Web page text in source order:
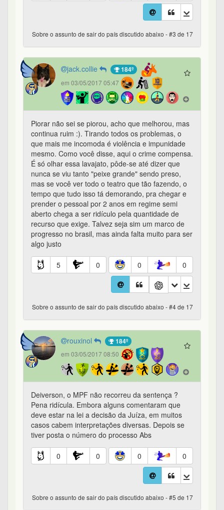
Sobre o assunto de sair do país discutido abaixo - #3 de 17
jack.collie 184º
em 03/05/2017 05:47
Piorar não sei se piorou, acho que melhorou, mas
continua ruim :). Tirando todos os problemas, o
que mais me incomoda é violência e impunidade
mesmo. Como você disse, aqui o crime compensa.
É só olhar essa lavajato, pôde-se até dizer que
nunca se viu tanto "peixe grande" sendo preso,
mas se você ver todo o teatro que tão fazendo, o
tempo que tudo isso tá demorando, pra chegar e
prender o pessoal por 2 anos em regime semi
aberto chega a ser ridículo pela quantidade de
recurso que exige. Talvez seja sim um marco de
progresso no brasil, mas ainda falta muito para ser
algo justo
5 0 0 0
Sobre o assunto de sair do país discutido abaixo - #4 de 17
rouxinol 184º
em 03/05/2017 08:50
Deiverson, o MPF não recorreu da sentença ?
Pena ridícula. Embora alguns comentaram que
deve estar na lei a decisão da Juíza, em muitos
casos cabem interpretações diversas. Depois se
tiver posta o número do processo Abs
0 0 0 0
Sobre o assunto de sair do país discutido abaixo - #5 de 17